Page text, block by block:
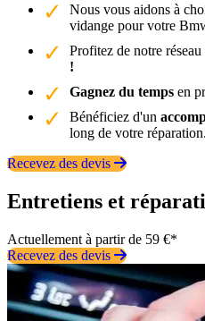
Nous vous aidons à
vidange pour votre
Profitez de notre réseau
!
Gagnez du temps en
Bénéficiez d'un
long de votre réparation.
Recevez des devis
Entretiens et
Actuellement à partir de 59 €*
Recevez des devis